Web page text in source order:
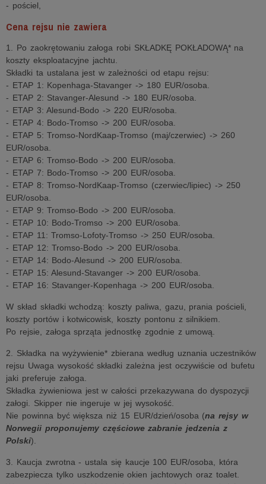
- pościel,
Cena rejsu nie zawiera
1. Po zaokrętowaniu załoga robi SKŁADKĘ POKŁADOWĄ* na
koszty eksploatacyjne jachtu.
Składki ta ustalana jest w zależności od etapu rejsu:
- ETAP 1: Kopenhaga-Stavanger -> 180 EUR/osoba.
- ETAP 2: Stavanger-Alesund -> 180 EUR/osoba.
- ETAP 3: Alesund-Bodo -> 220 EUR/osoba.
- ETAP 4: Bodo-Tromso -> 200 EUR/osoba.
- ETAP 5: Tromso-NordKaap-Tromso (maj/czerwiec) -> 260
EUR/osoba.
- ETAP 6: Tromso-Bodo -> 200 EUR/osoba.
- ETAP 7: Bodo-Tromso -> 200 EUR/osoba.
- ETAP 8: Tromso-NordKaap-Tromso (czerwiec/lipiec) -> 250
EUR/osoba.
- ETAP 9: Tromso-Bodo -> 200 EUR/osoba.
- ETAP 10: Bodo-Tromso -> 200 EUR/osoba.
- ETAP 11: Tromso-Lofoty-Tromso -> 250 EUR/osoba.
- ETAP 12: Tromso-Bodo -> 200 EUR/osoba.
- ETAP 14: Bodo-Alesund -> 200 EUR/osoba.
- ETAP 15: Alesund-Stavanger -> 200 EUR/osoba.
- ETAP 16: Stavanger-Kopenhaga -> 200 EUR/osoba.
W skład składki wchodzą: koszty paliwa, gazu, prania pościeli,
koszty portów i kotwicowisk, koszty pontonu z silnikiem.
Po rejsie, załoga sprząta jednostkę zgodnie z umową.
2. Składka na wyżywienie* zbierana według uznania uczestników
rejsu Uwaga wysokość składki zależna jest oczywiście od bufetu
jaki preferuje załoga.
Składka żywieniowa jest w całości przekazywana do dyspozycji
załogi. Skipper nie ingeruje w jej wysokość.
Nie powinna być większa niż 15 EUR/dzień/osoba (na rejsy w
Norwegii proponujemy częściowe zabranie jedzenia z
Polski).
3. Kaucja zwrotna - ustala się kaucje 100 EUR/osoba, która
zabezpiecza tylko uszkodzenie okien jachtowych oraz toalet.